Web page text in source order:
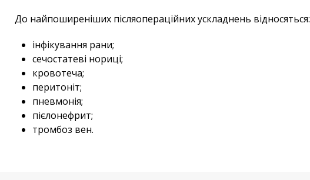
До найпоширеніших післяопераційних ускладнень відносяться:
інфікування рани;
сечостатеві нориці;
кровотеча;
перитоніт;
пневмонія;
пієлонефрит;
тромбоз вен.